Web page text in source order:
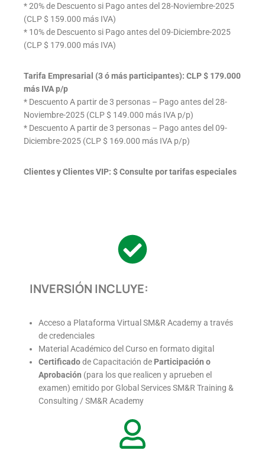
* 20% de Descuento si Pago antes del 28-Noviembre-2025
(CLP $ 159.000 más IVA)
* 10% de Descuento si Pago antes del 09-Diciembre-2025
(CLP $ 179.000 más IVA)
Tarifa Empresarial (3 ó más participantes): CLP $ 179.000
más IVA p/p
* Descuento A partir de 3 personas – Pago antes del 28-
Noviembre-2025 (CLP $ 149.000 más IVA p/p)
* Descuento A partir de 3 personas – Pago antes del 09-
Diciembre-2025 (CLP $ 169.000 más IVA p/p)
Clientes y Clientes VIP: $ Consulte por tarifas especiales
INVERSIÓN INCLUYE:
Acceso a Plataforma Virtual SM&R Academy a través
de credenciales
Material Académico del Curso en formato digital
Certificadode Capacitación de Participación o
Aprobación (para los que realicen y aprueben el
examen) emitido por Global Services SM&R Training &
Consulting / SM&R Academy